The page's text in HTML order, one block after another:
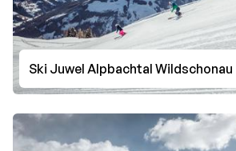
Ski Juwel Alpbachtal Wildschonau